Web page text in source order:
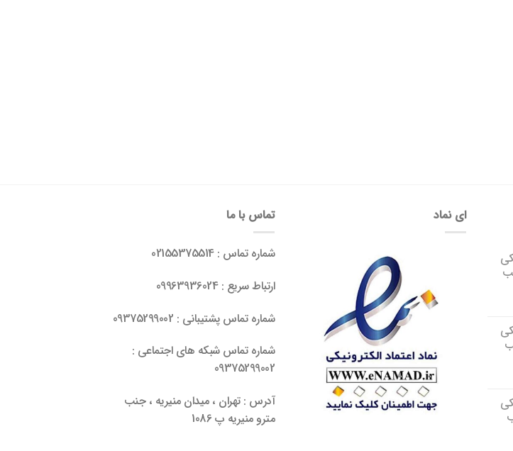
ای نماد تماس با ما
شماره تماس : 02155375514
ارتباط سریع : 09963936024
شماره تماس پشتیبانی : 09375299002
شماره تماس شبکه های اجتماعی :
09375299002
آدرس : تهران ، میدان منیریه ، جنب
مترو منیریه پ 1086